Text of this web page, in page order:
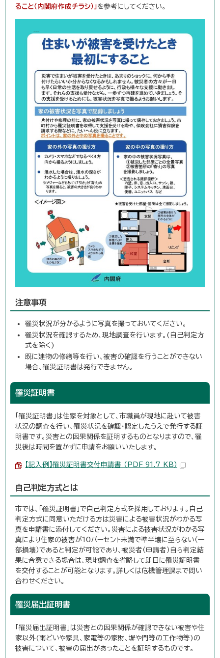
ること（内閣府作成チラシ）」を参考にしてください。
注意事項
罹災状況が分かるように写真を撮っておいてください。
罹災状況を確認するため、現地調査を行います。(自己判定方
式を除く)
既に建物の修繕等を行い、被害の確認を行うことができない
場合、罹災証明書は発行できません。
罹災証明書
「罹災証明書」は住家を対象として、市職員が現地に赴いて被害
状況の調査を行い、罹災状況を確認・認定したうえで発行する証
明書です。災害との因果関係を証明するものとなりますので、罹
災後は時間を置かずに申請をお願いいたします。
【記入例】罹災証明書交付申請書 （PDF 91.7 KB）
自己判定方式とは
市では、「罹災証明書」で自己判定方式を採用しております。自己
判定方式に同意いただける方は災害による被害状況がわかる写
真を申請書に添付してください。災害による被害状況がわかる写
真により住家の被害が10パーセント未満で準半壊に至らない（一
部損壊）であると判定が可能であり、被災者（申請者）自ら判定結
果に合意できる場合は、現地調査を省略して即日に罹災証明書
を交付することが可能となります。詳しくは危機管理課まで問い
合わせください。
罹災届出証明書
「罹災届出証明書」は災害との因果関係が確認できない被害や住
家以外(雨どいや家具、家電等の家財、塀や門等の工作物等)の
被害について、被害の届出があったことを証明するものです。